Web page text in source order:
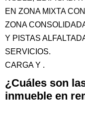
EN ZONA MIXTA
ZONA
Y PISTAS
SERVICIOS.
CARGA Y .
¿Cuáles son
inmueble en